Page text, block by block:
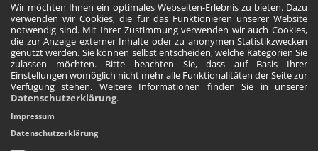
Wir möchten Ihnen ein optimales Webseiten-Erlebnis zu bieten. Dazu
verwenden wir Cookies, die für das Funktionieren unserer Website
notwendig sind. Mit Ihrer Zustimmung verwenden wir auch Cookies,
die zur Anzeige externer Inhalte oder zu anonymen Statistikzwecken
genutzt werden. Sie können selbst entscheiden, welche Kategorien Sie
zulassen möchten. Bitte beachten Sie, dass auf Basis Ihrer
Einstellungen womöglich nicht mehr alle Funktionalitäten der Seite zur
Verfügung stehen. Weitere Informationen finden Sie in unserer
Datenschutzerklärung.
Impressum
Datenschutzerklärung